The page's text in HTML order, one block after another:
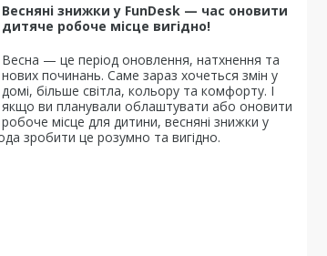
Весняні знижки у FunDesk — час оновити
дитяче робоче місце вигідно!
Весна — це період оновлення, натхнення та
нових починань. Саме зараз хочеться змін у
домі, більше світла, кольору та комфорту. І
якщо ви планували облаштувати або оновити
робоче місце для дитини, весняні знижки у
зробити це розумно та вигідно.